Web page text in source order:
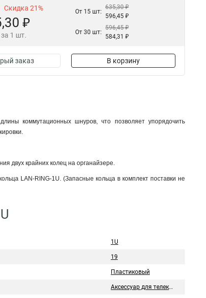
Скидка 21%
₽
1 шт.
От 15 шт:
635,30 ₽
596,45 ₽
От 30 шт:
596,45 ₽
584,31 ₽
заказ В корзину
коммутационных шнуров, что позволяет упорядочить
двух крайних колец на органайзере.
LAN-RING-1U. (Запасные кольца в комплект поставки не
1U
19
Пластиковый
Аксессуар для телекоммуникационного шкафа